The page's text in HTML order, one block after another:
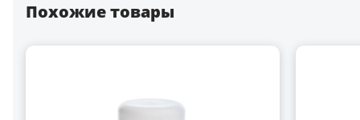
Похожие товары